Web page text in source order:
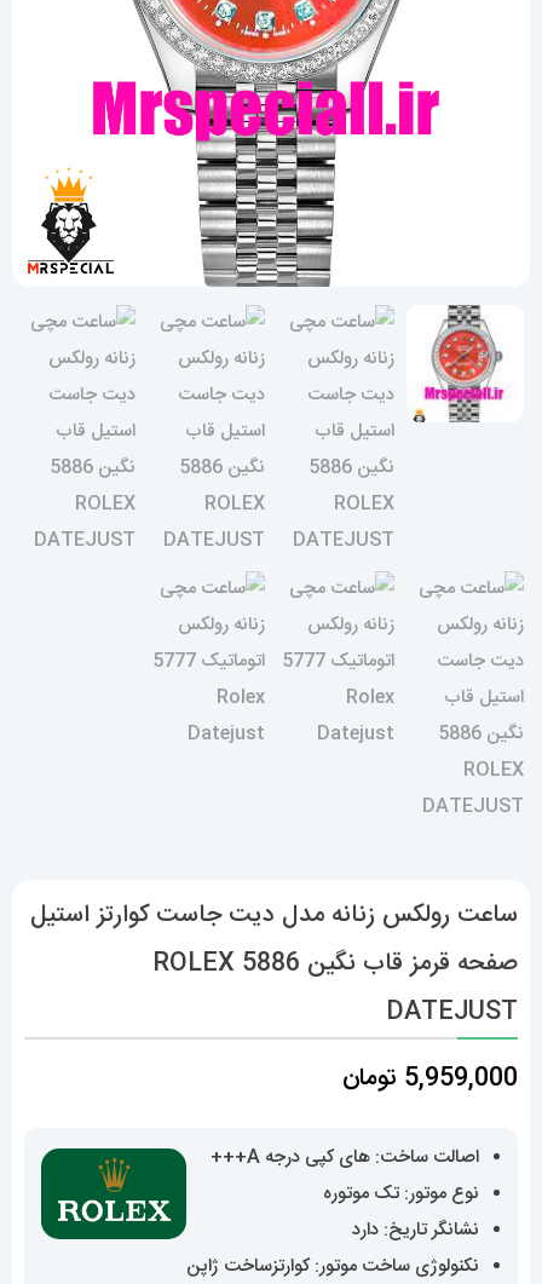
ساعت رولکس زنانه مدل دیت جاست کوارتز استیل
صفحه قرمز قاب نگین 5886 ROLEX
DATEJUST
5,959,000 تومان
اصالت ساخت: های کپی درجه A+++
نوع موتور: تک موتوره
نشانگر تاریخ: دارد
نکنولوژی ساخت موتور: کوارتزساخت ژاپن